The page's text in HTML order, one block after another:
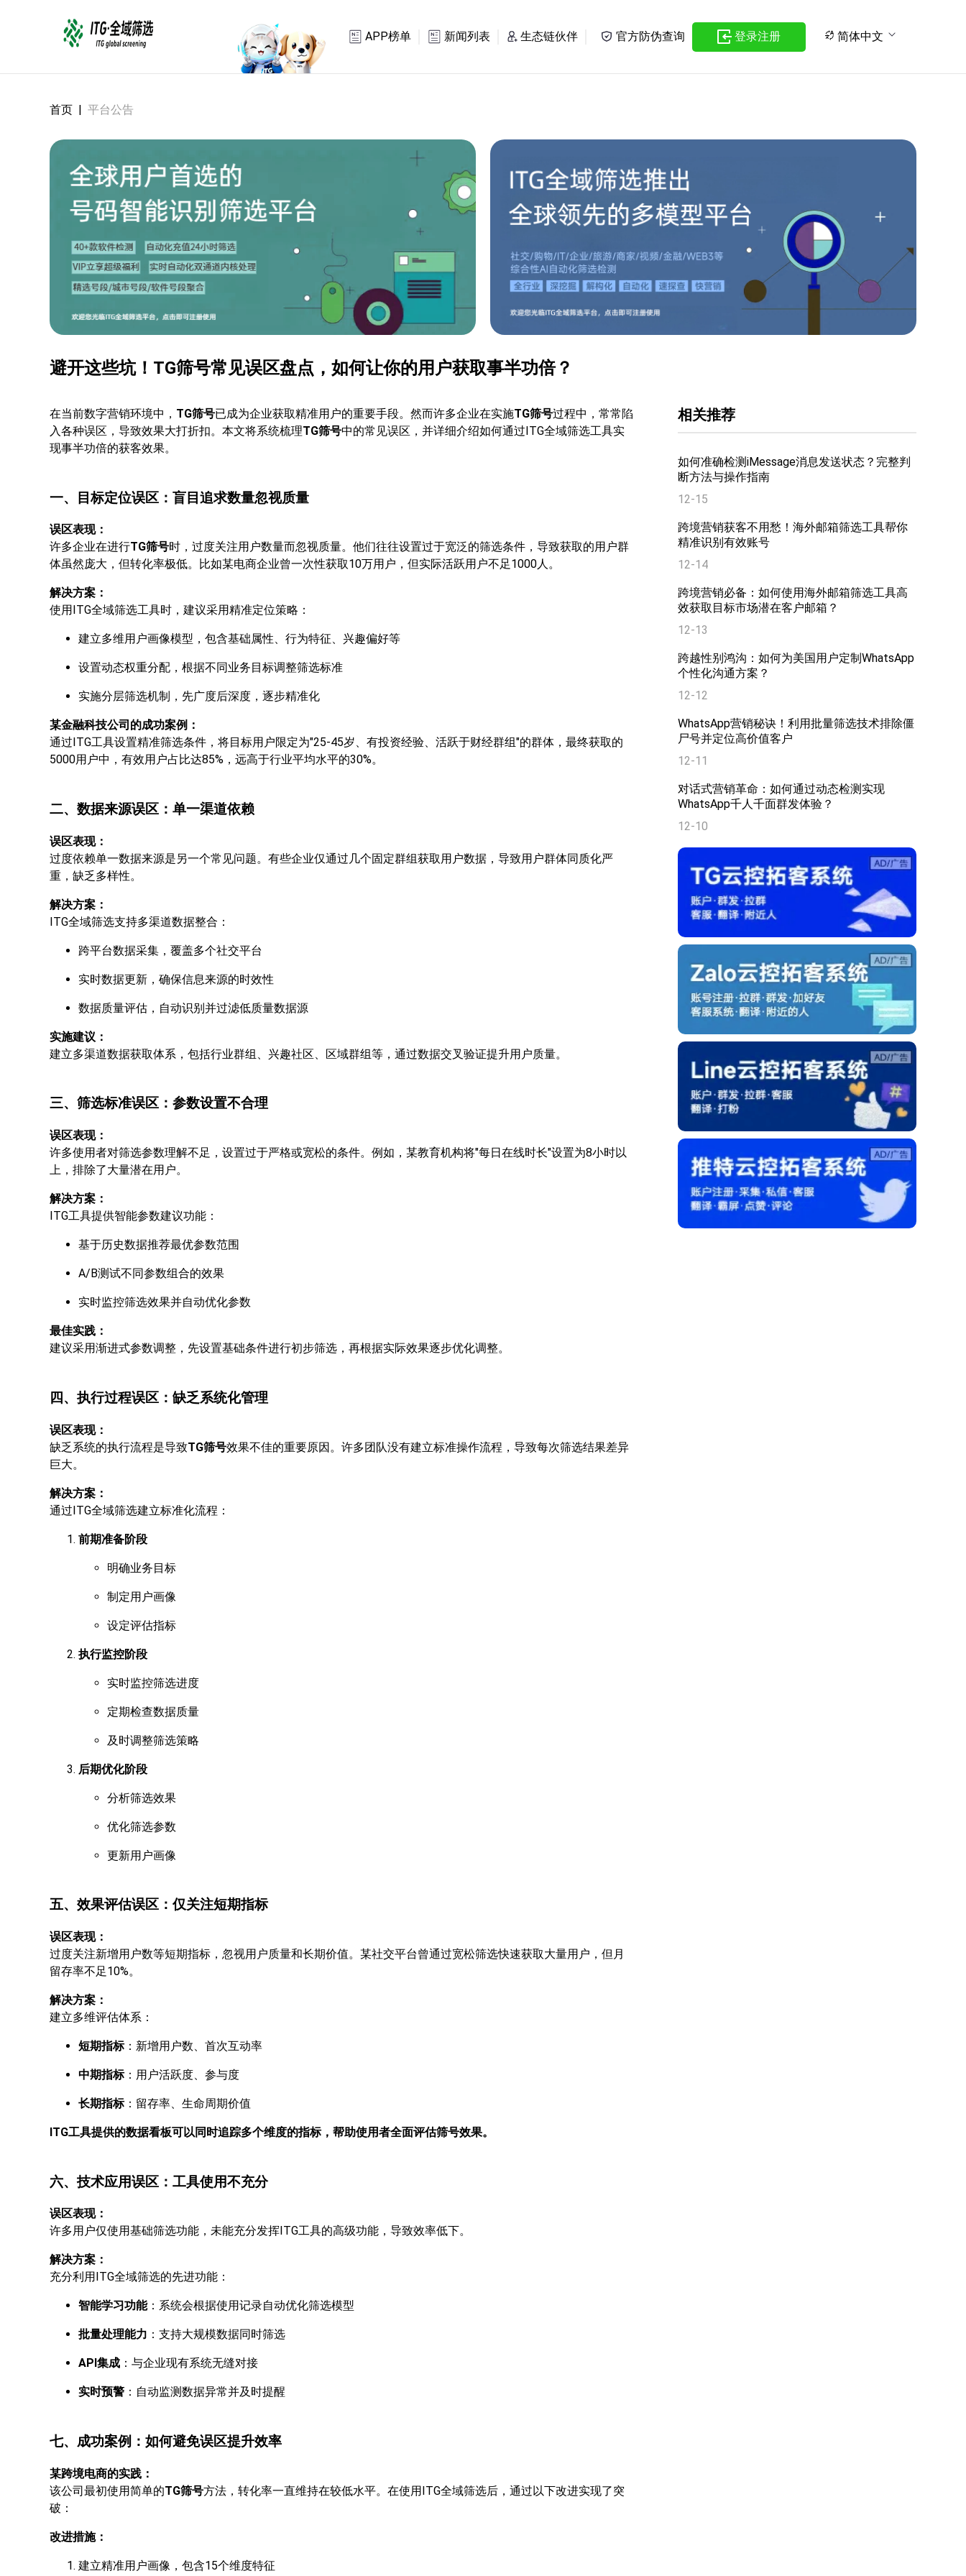
APP榜单 新闻列表 生态链伙伴 官方防伪查询 登录注册 简体中文
首页 | 平台公告
避开这些坑！TG筛号常见误区盘点，如何让你的用户获取事半功倍？
在当前数字营销环境中， TG筛号已成为企业获取精准用户的重要手段。然而许多企业在实施TG筛号过程中，常常陷
入各种误区，导致效果大打折扣。本文将系统梳理TG筛号中的常见误区，并详细介绍如何通过ITG全域筛选工具实
现事半功倍的获客效果。
一、目标定位误区：盲目追求数量忽视质量
误区表现：
许多企业在进行TG筛号时，过度关注用户数量而忽视质量。他们往往设置过于宽泛的筛选条件，导致获取的用户群
体虽然庞大，但转化率极低。比如某电商企业曾一次性获取10万用户，但实际活跃用户不足1000人。
解决方案：
使用ITG全域筛选工具时，建议采用精准定位策略：
建立多维用户画像模型，包含基础属性、行为特征、兴趣偏好等
设置动态权重分配，根据不同业务目标调整筛选标准
实施分层筛选机制，先广度后深度，逐步精准化
某金融科技公司的成功案例：
通过ITG工具设置精准筛选条件，将目标用户限定为"25-45岁、有投资经验、活跃于财经群组"的群体，最终获取的
5000用户中，有效用户占比达85%，远高于行业平均水平的30%。
二、数据来源误区：单一渠道依赖
误区表现：
过度依赖单一数据来源是另一个常见问题。有些企业仅通过几个固定群组获取用户数据，导致用户群体同质化严
重，缺乏多样性。
解决方案：
ITG全域筛选支持多渠道数据整合：
跨平台数据采集，覆盖多个社交平台
实时数据更新，确保信息来源的时效性
数据质量评估，自动识别并过滤低质量数据源
实施建议：
建立多渠道数据获取体系，包括行业群组、兴趣社区、区域群组等，通过数据交叉验证提升用户质量。
三、筛选标准误区：参数设置不合理
误区表现：
许多使用者对筛选参数理解不足，设置过于严格或宽松的条件。例如，某教育机构将"每日在线时长"设置为8小时以
上，排除了大量潜在用户。
解决方案：
ITG工具提供智能参数建议功能：
基于历史数据推荐最优参数范围
A/B测试不同参数组合的效果
实时监控筛选效果并自动优化参数
最佳实践：
建议采用渐进式参数调整，先设置基础条件进行初步筛选，再根据实际效果逐步优化调整。
四、执行过程误区：缺乏系统化管理
误区表现：
缺乏系统的执行流程是导致TG筛号效果不佳的重要原因。许多团队没有建立标准操作流程，导致每次筛选结果差异
巨大。
解决方案：
通过ITG全域筛选建立标准化流程：
前期准备阶段
明确业务目标
制定用户画像
设定评估指标
执行监控阶段
实时监控筛选进度
定期检查数据质量
及时调整筛选策略
后期优化阶段
分析筛选效果
优化筛选参数
更新用户画像
五、效果评估误区：仅关注短期指标
误区表现：
过度关注新增用户数等短期指标，忽视用户质量和长期价值。某社交平台曾通过宽松筛选快速获取大量用户，但月
留存率不足10%。
解决方案：
建立多维评估体系：
短期指标：新增用户数、首次互动率
中期指标：用户活跃度、参与度
长期指标：留存率、生命周期价值
ITG工具提供的数据看板可以同时追踪多个维度的指标，帮助使用者全面评估筛号效果。
六、技术应用误区：工具使用不充分
误区表现：
许多用户仅使用基础筛选功能，未能充分发挥ITG工具的高级功能，导致效率低下。
解决方案：
充分利用ITG全域筛选的先进功能：
智能学习功能：系统会根据使用记录自动优化筛选模型
批量处理能力 ：支持大规模数据同时筛选
API集成 ：与企业现有系统无缝对接
实时预警 ：自动监测数据异常并及时提醒
七、成功案例：如何避免误区提升效率
某跨境电商的实践：
该公司最初使用简单的TG筛号方法，转化率一直维持在较低水平。在使用ITG全域筛选后，通过以下改进实现了突
破：
改进措施：
建立精准用户画像，包含15个维度特征
相关推荐
如何准确检测iMessage消息发送状态？完整判
断方法与操作指南
12-15
跨境营销获客不用愁！海外邮箱筛选工具帮你
精准识别有效账号
12-14
跨境营销必备：如何使用海外邮箱筛选工具高
效获取目标市场潜在客户邮箱？
12-13
跨越性别鸿沟：如何为美国用户定制WhatsApp
个性化沟通方案？
12-12
WhatsApp营销秘诀！利用批量筛选技术排除僵
尸号并定位高价值客户
12-11
对话式营销革命：如何通过动态检测实现
WhatsApp千人千面群发体验？
12-10